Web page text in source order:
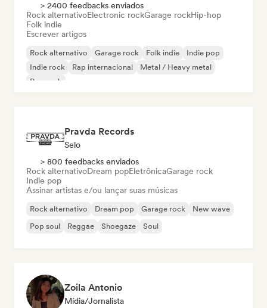
> 2400 feedbacks enviados
Rock alternativoElectronic rockGarage rockHip-hop
Folk indie
Escrever artigos
Rock alternativo Garage rock Folk indie
Indie pop
Indie rock
Rap internacional
Metal / Heavy metal
Pop rock
Pravda Records
Selo
> 800 feedbacks enviados
Rock alternativoDream popEletrônicaGarage rock
Indie pop
Assinar artistas e/ou lançar suas músicas
Rock alternativo Dream pop Garage rock
New wave
Pop soul
Reggae Shoegaze Soul
Zoila Antonio
Mídia/Jornalista